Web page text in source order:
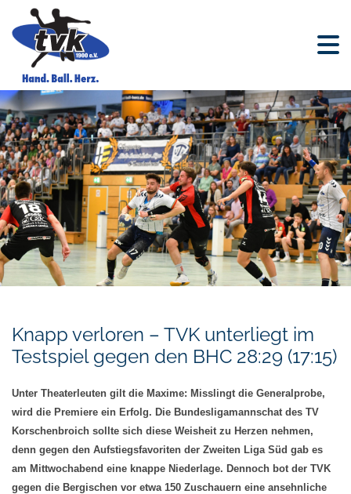
Knapp verloren – TVK unterliegt im
Testspiel gegen den BHC 28:29 (17:15)
Unter Theaterleuten gilt die Maxime: Misslingt die Generalprobe,
wird die Premiere ein Erfolg. Die Bundesligamannschat des TV
Korschenbroich sollte sich diese Weisheit zu Herzen nehmen,
denn gegen den Aufstiegsfavoriten der Zweiten Liga Süd gab es
am Mittwochabend eine knappe Niederlage. Dennoch bot der TVK
gegen die Bergischen vor etwa 150 Zuschauern eine ansehnliche